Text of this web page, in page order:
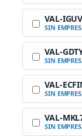
VAL-
SIN
VAL-
SIN
VAL-
SIN
VAL-
SIN